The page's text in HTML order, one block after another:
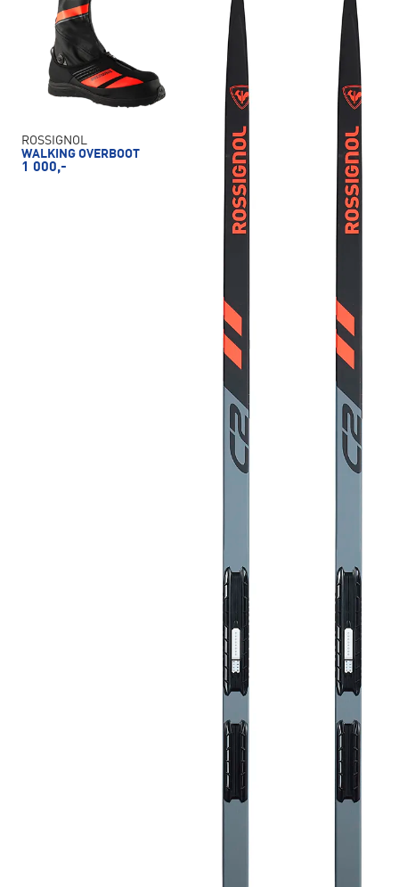
ROSSIGNOL
WALKING OVERBOOT
1 000,-